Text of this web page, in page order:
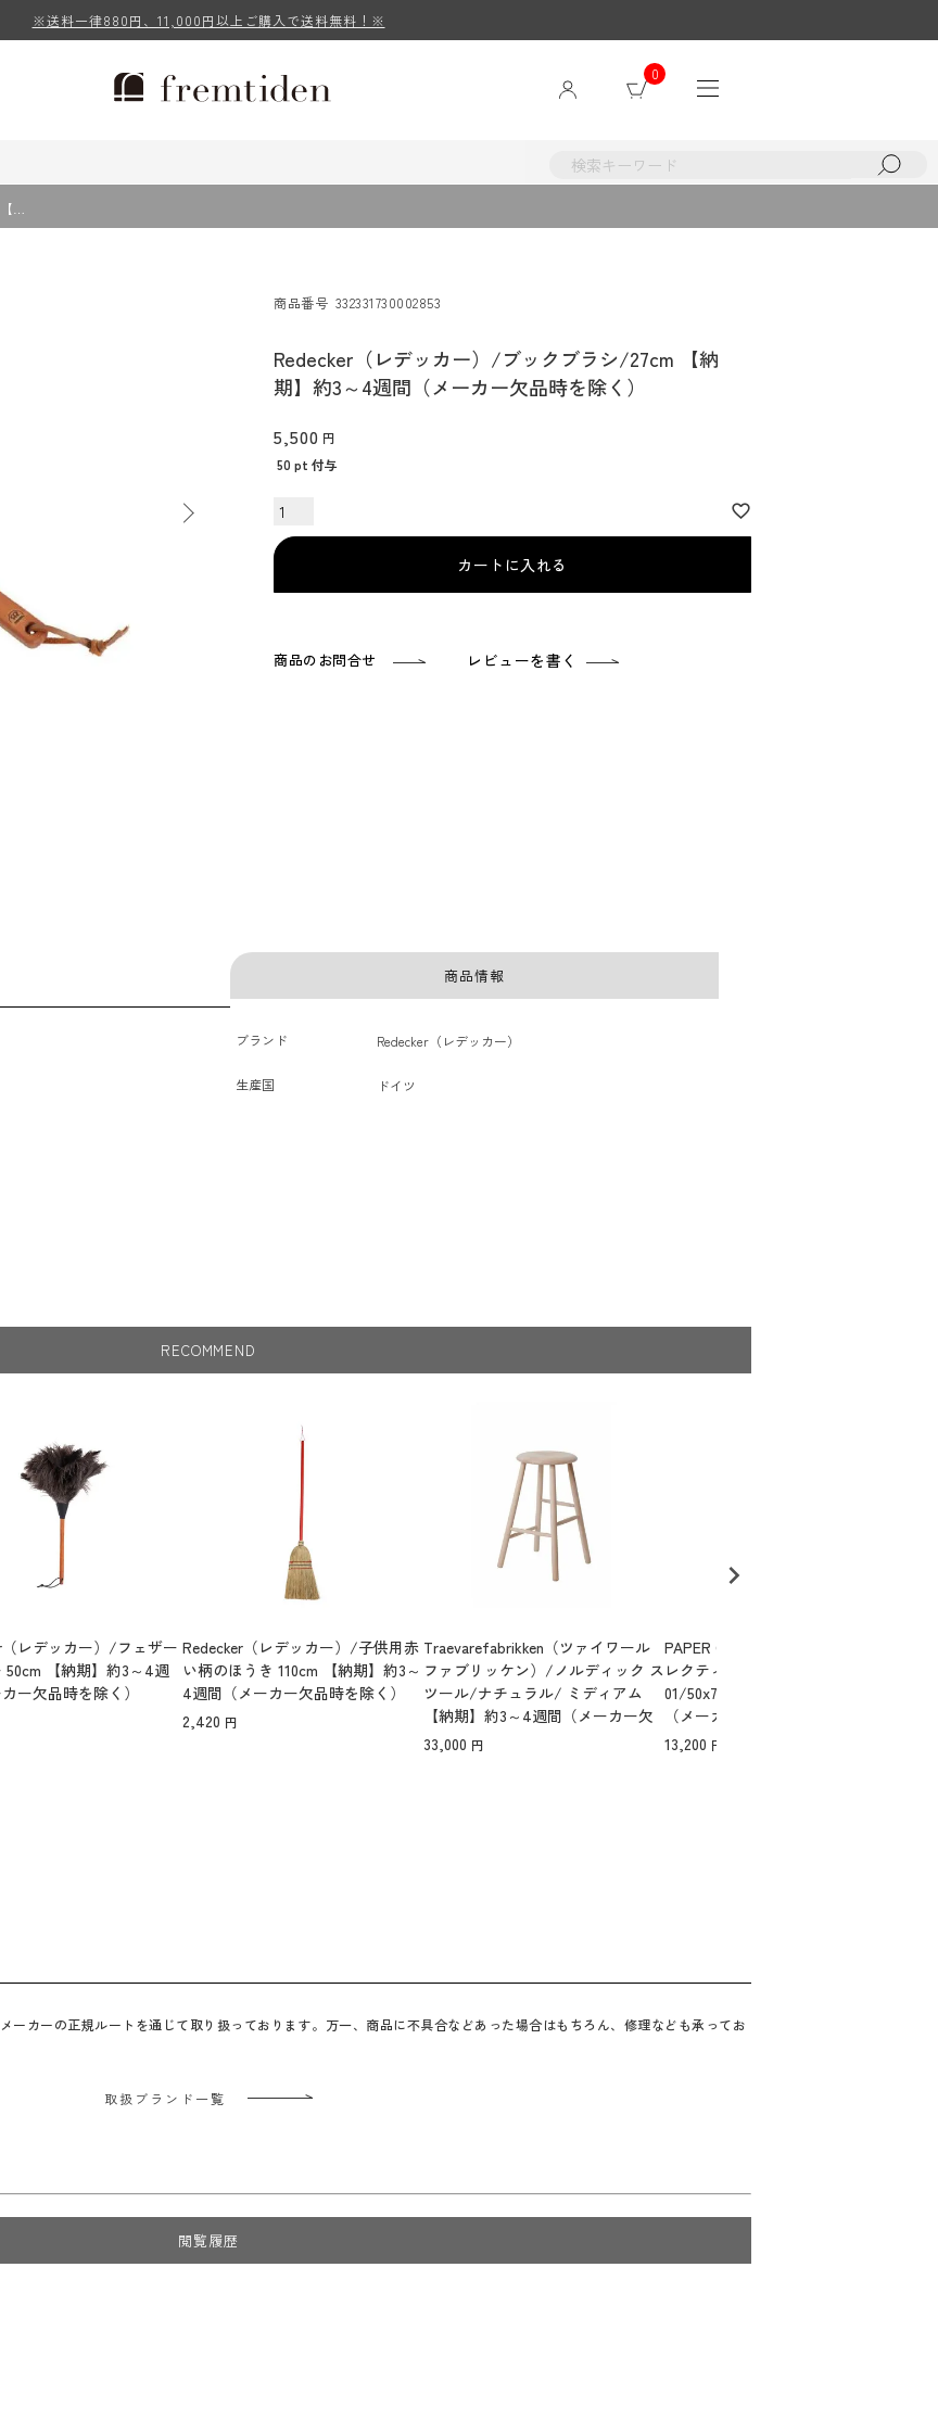
※送料一律880円、11,000円以上ご購入で送料無料！※
0
…
商品番号 332331730002853
Redecker（レデッカー）/ブックブラシ/27cm 【納
期】約3～4週間（メーカー欠品時を除く）
5,500
50 pt 付与
カートに入れる
商品のお問合せ レビューを書く
商品情報
ブランド Redecker（レデッカー）
生産国 ドイツ
RECOMMEND
（レデッカー）/フェザー
50cm 【納期】約3～4週
ー欠品時を除く）
Redecker（レデッカー）/子供用赤
い柄のほうき 110cm 【納期】約3～
4週間（メーカー欠品時を除く）
2,420
Traevarefabrikken（ツァイワール
ファブリッケン）/ノルディック ス
ツール/ナチュラル/ ミディアム
【納期】約3～4週間（メーカー欠
品時を除く）
33,000
PAPER COLLECTIVE（ペーパーコ
レクティブ）/ポスター/Semblance
01/50x70cm 【納期】約3～4週間
（メーカー欠品時を除く）
13,200
カーの正規ルートを通じて取り扱っております。万一、商品に不具合などあった場合はもちろん、修理なども承ってお
取扱ブランド一覧
閲覧履歴